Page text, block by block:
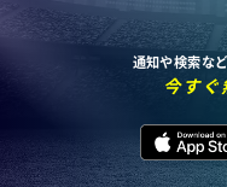
通知や検索な
今す